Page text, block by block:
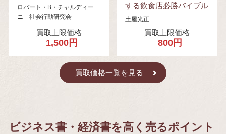
ロバート・B・チャルディー
ニ 社会行動研究会
買取上限価格
1,500円
する飲食店必勝バイブル
土屋光正
買取上限価格
800円
買取価格一覧を見る
ビジネス書・経済書を高く売るポイント